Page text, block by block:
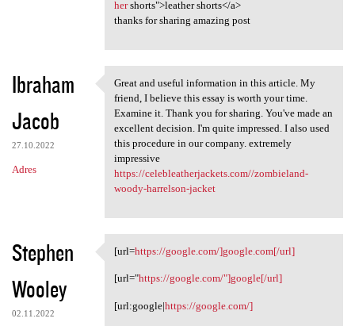
hershorts">leather shorts</a>
thanks for sharing amazing post
Ibraham
Jacob
27.10.2022
Adres
Great and useful information
Great and useful information in this article. My
friend, I believe this essay is worth your time.
Examine it. Thank you for sharing. You've made an
excellent decision. I'm quite impressed. I also used
this procedure in our company. extremely
impressive
https://celebleatherjackets.com//zombieland-
woody-harrelson-jacket
Stephen
Wooley
02.11.2022
[url=https://google.com/
[url=https://google.com/]google.com[/url]
[url="https://google.com/"]google[/url]
[url:google|https://google.com/]